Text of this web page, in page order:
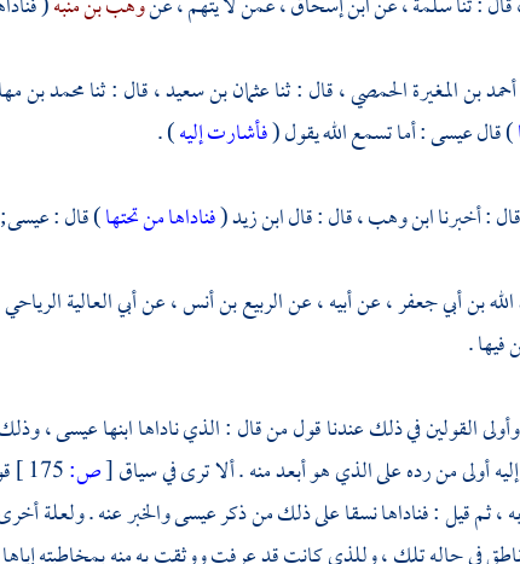
بن المغيرة الحمصي ،قال : ثناعثمان بن سعيد، قال : ثنامحمد بن
) قال عيسى : أما تسمع الله يقول (فأشارت إليه) .
قال : أخبرناابن وهب ،قال : قالابن زيد(فناداها من تحتها) قال :عيسى;
بن أبي جعفر ،عن أبيه ، عنالربيع بن أنس ،عنأبي العالية
.
القولين في ذلك عندنا قول من قال : الذي ناداها ابنهاعيسى ،
أولى من رده على الذي هو أبعد منه . ألا ترى في سياق[ص:
، ثم قيل : فناداها نسقا على ذلك من ذكرعيسىوالخبر عنه . ولعلة